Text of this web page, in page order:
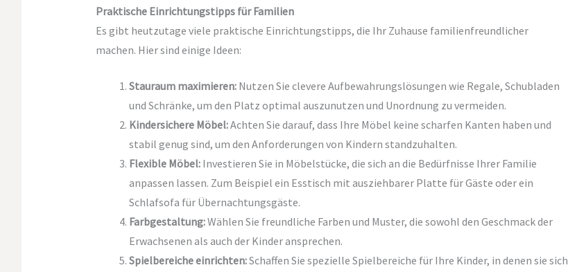
Praktische Einrichtungstipps für Familien
Es gibt heutzutage viele praktische Einrichtungstipps, die Ihr Zuhause familienfreundlicher
machen. Hier sind einige Ideen:
Stauraum maximieren:Nutzen Sie clevere Aufbewahrungslösungen wie Regale, Schubladen
und Schränke, um den Platz optimal auszunutzen und Unordnung zu vermeiden.
Kindersichere Möbel:Achten Sie darauf, dass Ihre Möbel keine scharfen Kanten haben und
stabil genug sind, um den Anforderungen von Kindern standzuhalten.
Flexible Möbel:Investieren Sie in Möbelstücke, die sich an die Bedürfnisse Ihrer Familie
anpassen lassen. Zum Beispiel ein Esstisch mit ausziehbarer Platte für Gäste oder ein
Schlafsofa für Übernachtungsgäste.
Farbgestaltung:Wählen Sie freundliche Farben und Muster, die sowohl den Geschmack der
Erwachsenen als auch der Kinder ansprechen.
Spielbereiche einrichten:Schaffen Sie spezielle Spielbereiche für Ihre Kinder, in denen sie sich